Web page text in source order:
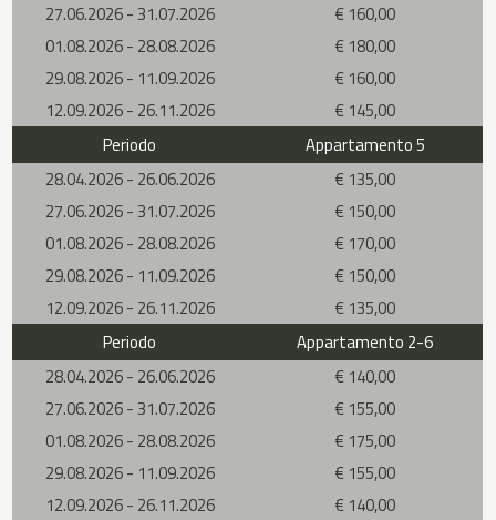
27.06.2026 - 31.07.2026
€ 160,00
01.08.2026 - 28.08.2026
€ 180,00
29.08.2026 - 11.09.2026
€ 160,00
12.09.2026 - 26.11.2026
€ 145,00
Periodo
Appartamento 5
28.04.2026 - 26.06.2026
€ 135,00
27.06.2026 - 31.07.2026
€ 150,00
01.08.2026 - 28.08.2026
€ 170,00
29.08.2026 - 11.09.2026
€ 150,00
12.09.2026 - 26.11.2026
€ 135,00
Periodo
Appartamento 2-6
28.04.2026 - 26.06.2026
€ 140,00
27.06.2026 - 31.07.2026
€ 155,00
01.08.2026 - 28.08.2026
€ 175,00
29.08.2026 - 11.09.2026
€ 155,00
12.09.2026 - 26.11.2026
€ 140,00